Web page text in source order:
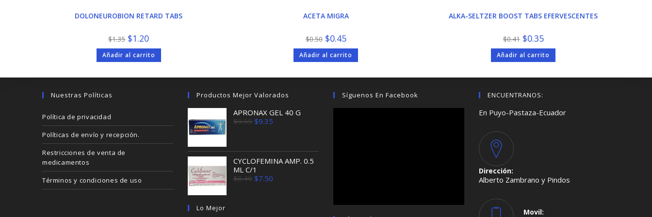
DOLONEUROBION RETARD TABS
$1.35 El
precio
original
era:
$1.35.
$1.20El
precio
actual
es:
$1.20.
Añadir al carrito
ACETA MIGRA
$0.50 El
precio
original
era:
$0.50.
$0.45El
precio
actual
es:
$0.45.
Añadir al carrito
ALKA-SELTZER BOOST TABS EFERVESCENTES
$0.41 El
precio
original
era:
$0.41.
$0.35El
precio
actual
es:
$0.35.
Añadir al carrito
Nuestras Políticas
Política de privacidad
Políticas de envío y recepción.
Restricciones de venta de
medicamentos
Términos y condiciones de uso
Productos Mejor Valorados
APRONAX GEL 40 G
$9.59 El
precio
$9.59.
$9.35
$9.35.
CYCLOFEMINA AMP. 0.5
ML C/1
$8.40 El
precio
$7.50
Lo Mejor
Síguenos En Facebook ENCUENTRANOS:
En Puyo-Pastaza-Ecuador
Dirección:
Alberto Zambrano y Pindos
Movil: